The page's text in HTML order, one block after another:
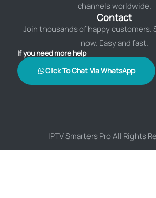
channels worldwide.
Contact
Join thousands of happy customers.
now. Easy and fast.
If you need more help
Click To Chat Via WhatsApp
IPTV Smarters Pro All Rights